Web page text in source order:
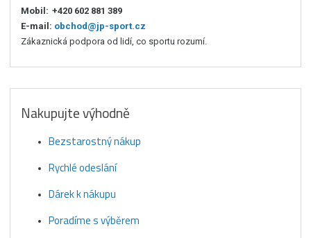
Mobil: +420 602 881 389
E-mail: obchod@jp-sport.cz
Zákaznická podpora od lidí, co sportu rozumí.
Nakupujte výhodně
Bezstarostný nákup
Rychlé odeslání
Dárek k nákupu
Poradíme s výběrem